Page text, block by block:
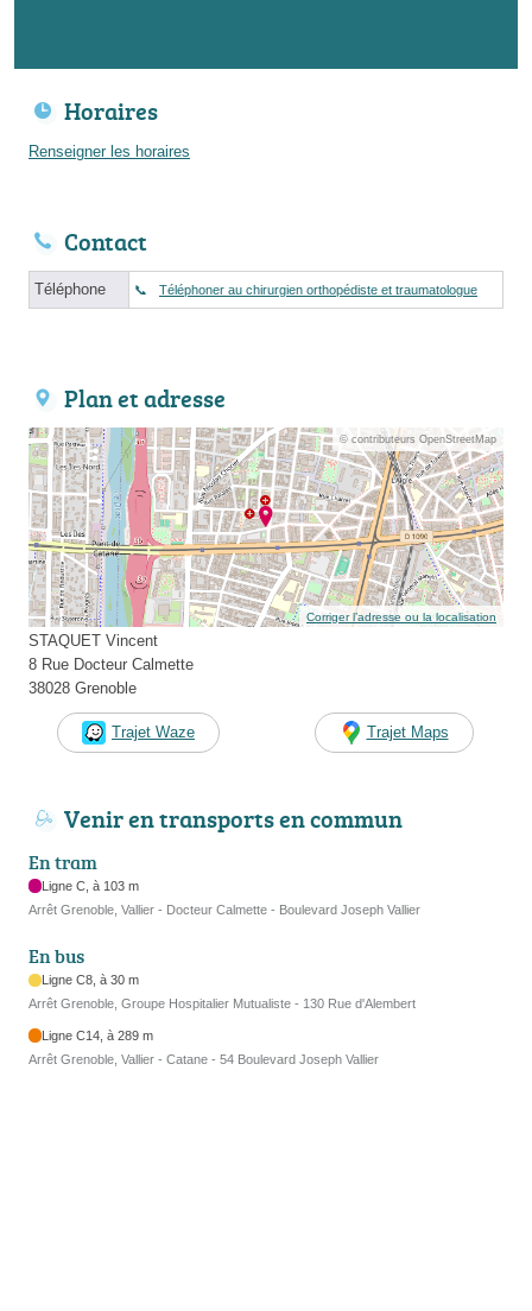
Horaires
Renseigner les horaires
Contact
Téléphone Téléphoner au chirurgien orthopédiste et traumatologue
Plan et adresse
© contributeurs OpenStreetMap
Corriger l’adresse ou la localisation
STAQUET Vincent
8 Rue Docteur Calmette
38028 Grenoble
Trajet Waze Trajet Maps
Venir en transports en commun
En tram
Ligne C, à 103 m
Arrêt Grenoble, Vallier - Docteur Calmette - Boulevard Joseph Vallier
En bus
Ligne C8, à 30 m
Arrêt Grenoble, Groupe Hospitalier Mutualiste - 130 Rue d'Alembert
Ligne C14, à 289 m
Arrêt Grenoble, Vallier - Catane - 54 Boulevard Joseph Vallier